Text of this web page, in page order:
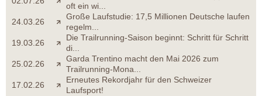
oft ein wi...
24.03.26
Große Laufstudie: 17,5 Millionen Deutsche laufen
regelm...
19.03.26
Die Trailrunning-Saison beginnt: Schritt für Schritt
di...
25.02.26
Garda Trentino macht den Mai 2026 zum
Trailrunning-Mona...
17.02.26
Erneutes Rekordjahr für den Schweizer
Laufsport!